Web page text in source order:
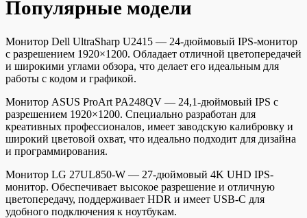
Популярные модели
Монитор Dell UltraSharp U2415 — 24-дюймовый IPS-монитор
с разрешением 1920×1200. Обладает отличной цветопередачей
и широкими углами обзора, что делает его идеальным для
работы с кодом и графикой.
Монитор ASUS ProArt PA248QV — 24,1-дюймовый IPS с
разрешением 1920×1200. Специально разработан для
креативных профессионалов, имеет заводскую калибровку и
широкий цветовой охват, что идеально подходит для дизайна
и программирования.
Монитор LG 27UL850-W — 27-дюймовый 4K UHD IPS-
монитор. Обеспечивает высокое разрешение и отличную
цветопередачу, поддерживает HDR и имеет USB-C для
удобного подключения к ноутбукам.